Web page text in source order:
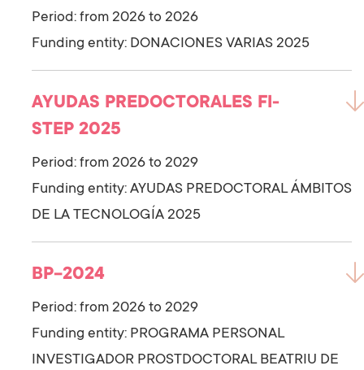
Period: from 2026 to 2026
Funding entity: DONACIONES VARIAS 2025
AYUDAS PREDOCTORALES FI-
STEP 2025
Period: from 2026 to 2029
Funding entity: AYUDAS PREDOCTORAL ÁMBITOS
DE LA TECNOLOGÍA 2025
BP-2024
Period: from 2026 to 2029
Funding entity: PROGRAMA PERSONAL
INVESTIGADOR PROSTDOCTORAL BEATRIU DE